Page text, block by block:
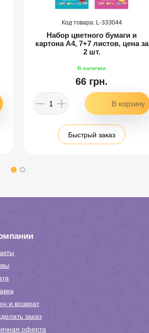
333044
Набор цветного бумаги и
картона А4, 7+7 листов, цена за
2 шт.
66 грн.
Быстрый заказ
и возврат
заказ
оферта